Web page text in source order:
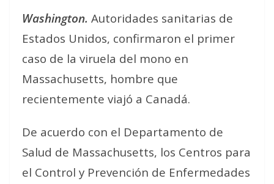
Washington. Autoridades sanitarias de
Estados Unidos, confirmaron el primer
caso de la viruela del mono en
Massachusetts, hombre que
recientemente viajó a Canadá.
De acuerdo con el Departamento de
Salud de Massachusetts, los Centros para
el Control y Prevención de Enfermedades